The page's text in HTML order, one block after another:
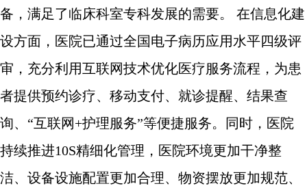
备，满足了临床科室专科发展的需要。 在信息化建
设方面，医院已通过全国电子病历应用水平四级评
审，充分利用互联网技术优化医疗服务流程，为患
者提供预约诊疗、移动支付、就诊提醒、结果查
询、“互联网+护理服务”等便捷服务。同时，医院
持续推进10S精细化管理，医院环境更加干净整
洁、设备设施配置更加合理、物资摆放更加规范、